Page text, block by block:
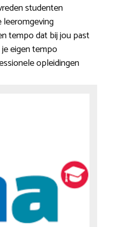
studenten
leeromgeving
tempo dat bij jou past
je eigen tempo
opleidingen